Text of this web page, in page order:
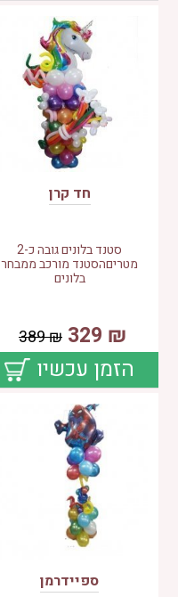
חד קרן
סטנד בלונים גובה כ-2
מטריםהסטנד מורכב ממבחר
בלונים
₪
329
₪
389
הזמן עכשיו
ספיידרמן